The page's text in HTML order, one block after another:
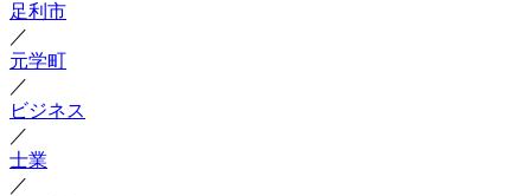
足利市
／
元学町
／
ビジネス
／
士業
／